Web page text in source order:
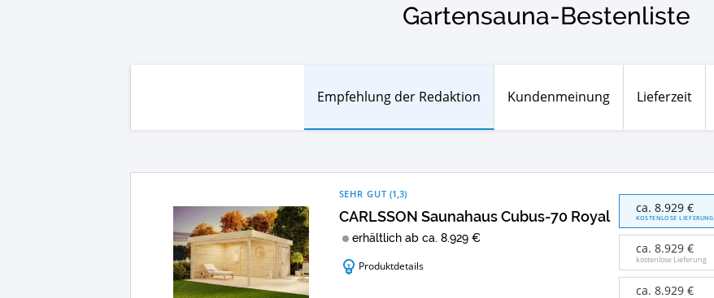
Gartensauna-Bestenliste
Empfehlung der Redaktion Kundenmeinung Lieferzeit
CARLSSON Saunahaus Cubus-70 Royal
SEHR GUT (1,3)
erhältlich ab ca. 8.929 €
Produktdetails
Saunahaus
Cubus-
Royal
Angebote:
Wo
ca. 8.929 €
KOSTENLOSE LIEFERUNG
ca. 8.929 €
kostenlose Lieferung
ca. 8.929 €